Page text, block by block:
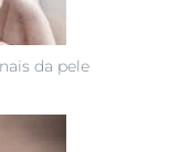
da pele